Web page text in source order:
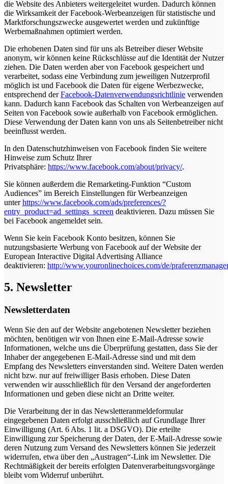
die Website des Anbieters weitergeleitet wurden. Dadurch können
die Wirksamkeit der Facebook-Werbeanzeigen für statistische und
Marktforschungszwecke ausgewertet werden und zukünftige
Werbemaßnahmen optimiert werden.
Die erhobenen Daten sind für uns als Betreiber dieser Website
anonym, wir können keine Rückschlüsse auf die Identität der Nutzer
ziehen. Die Daten werden aber von Facebook gespeichert und
verarbeitet, sodass eine Verbindung zum jeweiligen Nutzerprofil
möglich ist und Facebook die Daten für eigene Werbezwecke,
entsprechend derFacebook-Datenverwendungsrichtlinie verwenden
kann. Dadurch kann Facebook das Schalten von Werbeanzeigen auf
Seiten von Facebook sowie außerhalb von Facebook ermöglichen.
Diese Verwendung der Daten kann von uns als Seitenbetreiber nicht
beeinflusst werden.
In den Datenschutzhinweisen von Facebook finden Sie weitere
Hinweise zum Schutz Ihrer
Privatsphäre: https://www.facebook.com/about/privacy/.
Sie können außerdem die Remarketing-Funktion “Custom
Audiences” im Bereich Einstellungen für Werbeanzeigen
unterhttps://www.facebook.com/ads/preferences/?
entry_product=ad_settings_screen deaktivieren. Dazu müssen Sie
bei Facebook angemeldet sein.
Wenn Sie kein Facebook Konto besitzen, können Sie
nutzungsbasierte Werbung von Facebook auf der Website der
European Interactive Digital Advertising Alliance
deaktivieren: http://www.youronlinechoices.com/de/
5. Newsletter
Newsletterdaten
Wenn Sie den auf der Website angebotenen Newsletter beziehen
möchten, benötigen wir von Ihnen eine E-Mail-Adresse sowie
Informationen, welche uns die Überprüfung gestatten, dass Sie der
Inhaber der angegebenen E-Mail-Adresse sind und mit dem
Empfang des Newsletters einverstanden sind. Weitere Daten werden
nicht bzw. nur auf freiwilliger Basis erhoben. Diese Daten
verwenden wir ausschließlich für den Versand der angeforderten
Informationen und geben diese nicht an Dritte weiter.
Die Verarbeitung der in das Newsletteranmeldeformular
eingegebenen Daten erfolgt ausschließlich auf Grundlage Ihrer
Einwilligung (Art. 6 Abs. 1 lit. a DSGVO). Die erteilte
Einwilligung zur Speicherung der Daten, der E-Mail-Adresse sowie
deren Nutzung zum Versand des Newsletters können Sie jederzeit
widerrufen, etwa über den „Austragen“-Link im Newsletter. Die
Rechtmäßigkeit der bereits erfolgten Datenverarbeitungsvorgänge
bleibt vom Widerruf unberührt.